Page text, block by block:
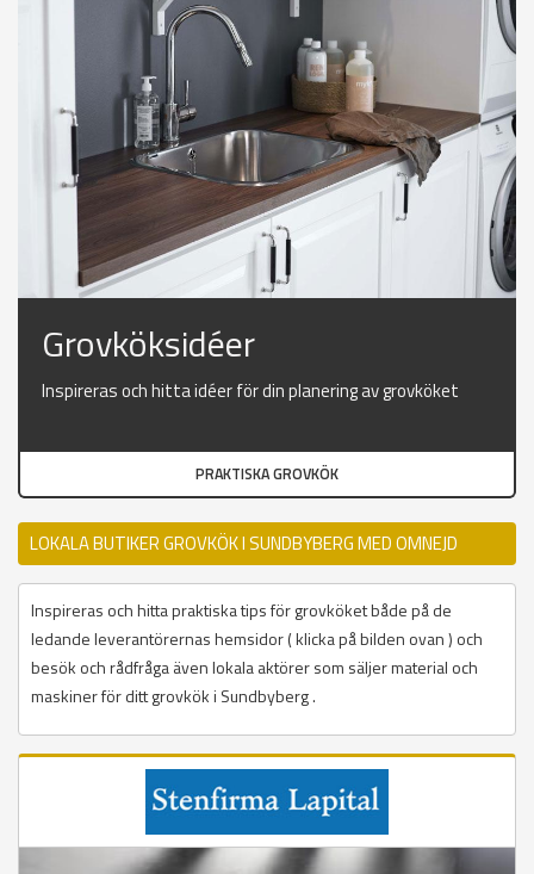
Grovköksidéer
Inspireras och hitta idéer för din planering av grovköket
PRAKTISKA GROVKÖK
LOKALA BUTIKER GROVKÖK I SUNDBYBERG MED OMNEJD
Inspireras och hitta praktiska tips för grovköket både på de
ledande leverantörernas hemsidor ( klicka på bilden ovan ) och
besök och rådfråga även lokala aktörer som säljer material och
maskiner för ditt grovkök i Sundbyberg .